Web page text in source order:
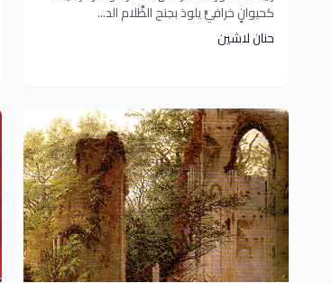
كحيوانٍ خرافيٍّ يلوذ بجنح الظَّلام الد...
حنان لاشين